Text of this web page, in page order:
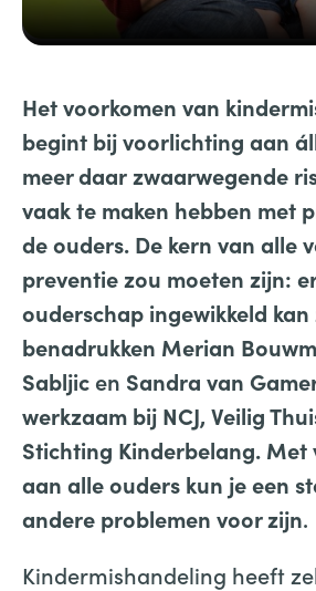
Het voorkomen van
begint bij voorlichting aan
meer daarzwaarwegende
vaak te maken hebben met
de ouders. De kern van alle
preventie zou moeten zijn:
ouderschap ingewikkeld kan
benadrukken Merian
Sabljicen Sandra van
werkzaam bij NCJ, Veilig
Stichting Kinderbelang. Met
aan alle ouders kun je een
andere problemen voor zijn.
Kindermishandeling heeft